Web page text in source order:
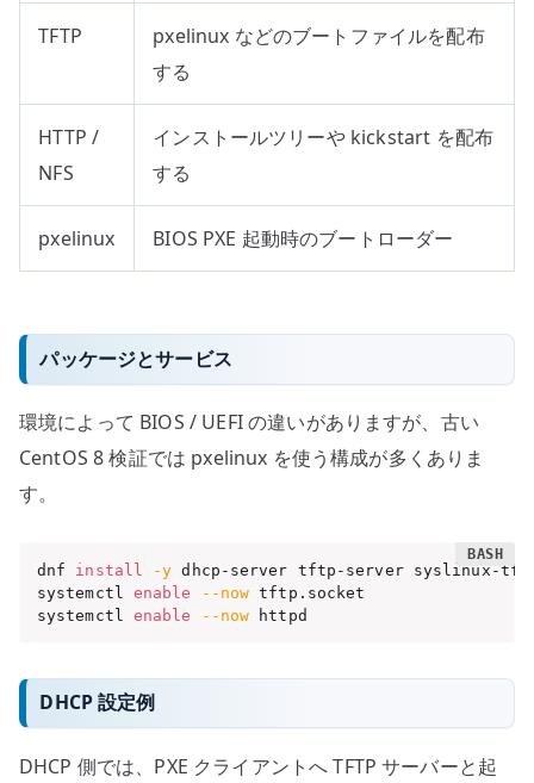
TFTP
pxelinux などのブートファイルを配布
する
HTTP /
NFS
インストールツリーや kickstart を配布
する
pxelinux BIOS PXE 起動時のブートローダー
パッケージとサービス
環境によって BIOS / UEFI の違いがありますが、古い
CentOS 8 検証では pxelinux を使う構成が多くありま
す。
dnf install -y dhcp-server tftp-server syslinux-
systemctl enable --now tftp.socket
systemctl enable --now httpd
DHCP 設定例
DHCP 側では、PXE クライアントへ TFTP サーバーと起